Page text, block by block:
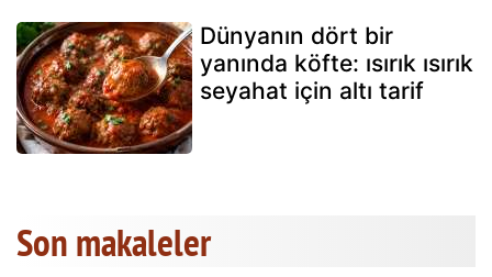
Dünyanın dört bir
yanında köfte: ısırık ısırık
seyahat için altı tarif
Son makaleler